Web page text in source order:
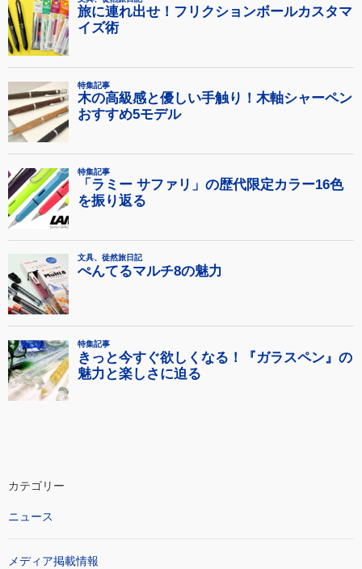
カテゴリー
ニュース
メディア掲載情報